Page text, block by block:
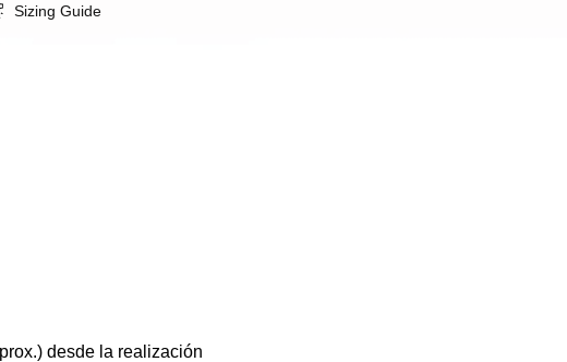
Sizing Guide
desde la realización